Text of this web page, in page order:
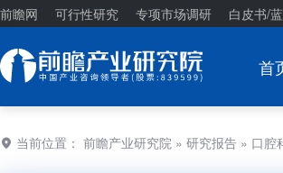
前瞻网 可行性研究 专项市场调研 白皮书/
首
当前位置： 前瞻产业研究院 » 研究报告 » 口腔